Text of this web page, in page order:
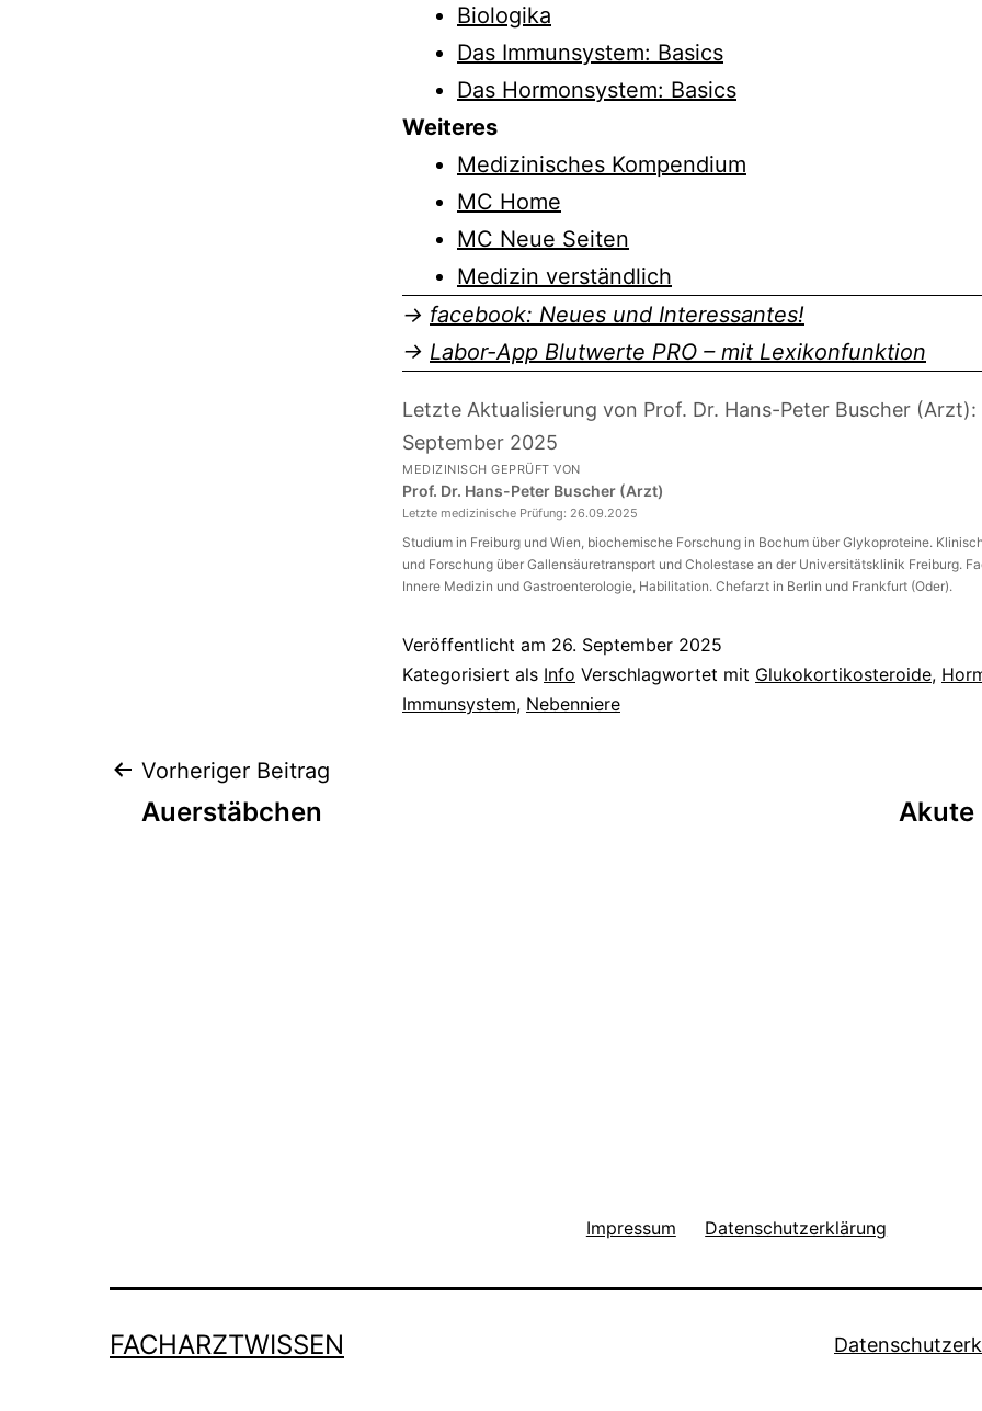
Biologika
Das Immunsystem: Basics
Das Hormonsystem: Basics
Weiteres
Medizinisches Kompendium
MC Home
MC Neue Seiten
Medizin verständlich
→ facebook: Neues und Interessantes!
→ Labor-App Blutwerte PRO – mit Lexikonfunktion
Letzte Aktualisierung von Prof. Dr. Hans-Peter Buscher (Arzt):
September 2025
MEDIZINISCH GEPRÜFT VON
Prof. Dr. Hans-Peter Buscher (Arzt)
Letzte medizinische Prüfung: 26.09.2025
Studium in Freiburg und Wien, biochemische Forschung in Bochum über Glykoproteine.
und Forschung über Gallensäuretransport und Cholestase an der Universitätsklinik Freiburg.
Innere Medizin und Gastroenterologie, Habilitation. Chefarzt in Berlin und Frankfurt (Oder).
Veröffentlicht am 26. September 2025
Kategorisiert als Info Verschlagwortet mit Glukokortikosteroide,
Immunsystem, Nebenniere
Beitragsnavigation
Vorheriger Beitrag
Auerstäbchen
Impressum Datenschutzerklärung
FACHARZTWISSEN